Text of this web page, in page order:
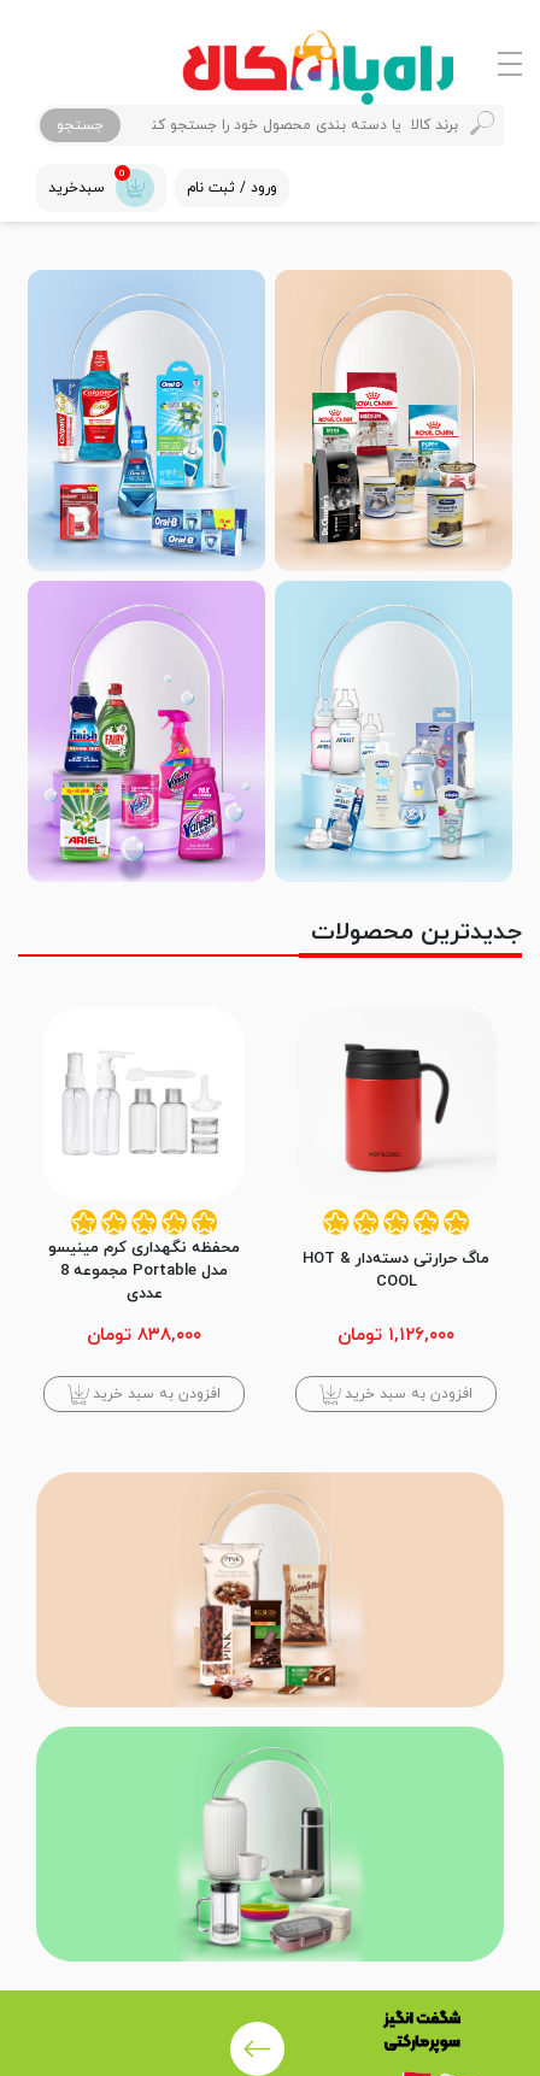
جستجو
ورود / ثبت نام
0
سبدخرید
جدیدترین محصولات
ماگ حرارتی دسته‌دار HOT &
COOL
۱,۱۲۶,۰۰۰ تومان
افزودن به سبد خرید
محفظه نگهداری کرم مینیسو
مدل Portable مجموعه 8
عددی
۸۳۸,۰۰۰ تومان
افزودن به سبد خرید